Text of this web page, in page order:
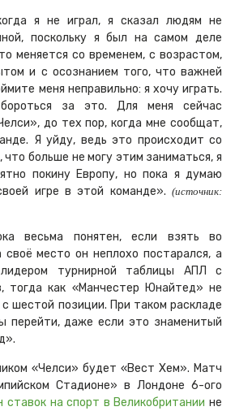
я не играл, я сказал людям не
поскольку я был на самом деле
меняется со временем, с возрастом,
и с осознанием того, что важней
меня неправильно: я хочу играть.
за это. Для меня сейчас
до тех пор, когда мне сообщат,
Я уйду, ведь это происходит со
что больше не могу этим заниматься, я
покину Европу, но пока я думаю
игре в этой команде». (источник:
весьма понятен, если взять во
место он неплохо постарался, а
турнирной таблицы АПЛ с
тогда как «Манчестер Юнайтед» не
шестой позиции. При таком раскладе
перейти, даже если это знаменитый
«Челси» будет «Вест Хем». Матч
Стадионе» в Лондоне 6-ого
ставок на спорт в Великобритании не